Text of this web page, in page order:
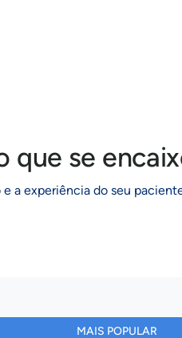
que se
a experiência do seu
MAIS POPULAR